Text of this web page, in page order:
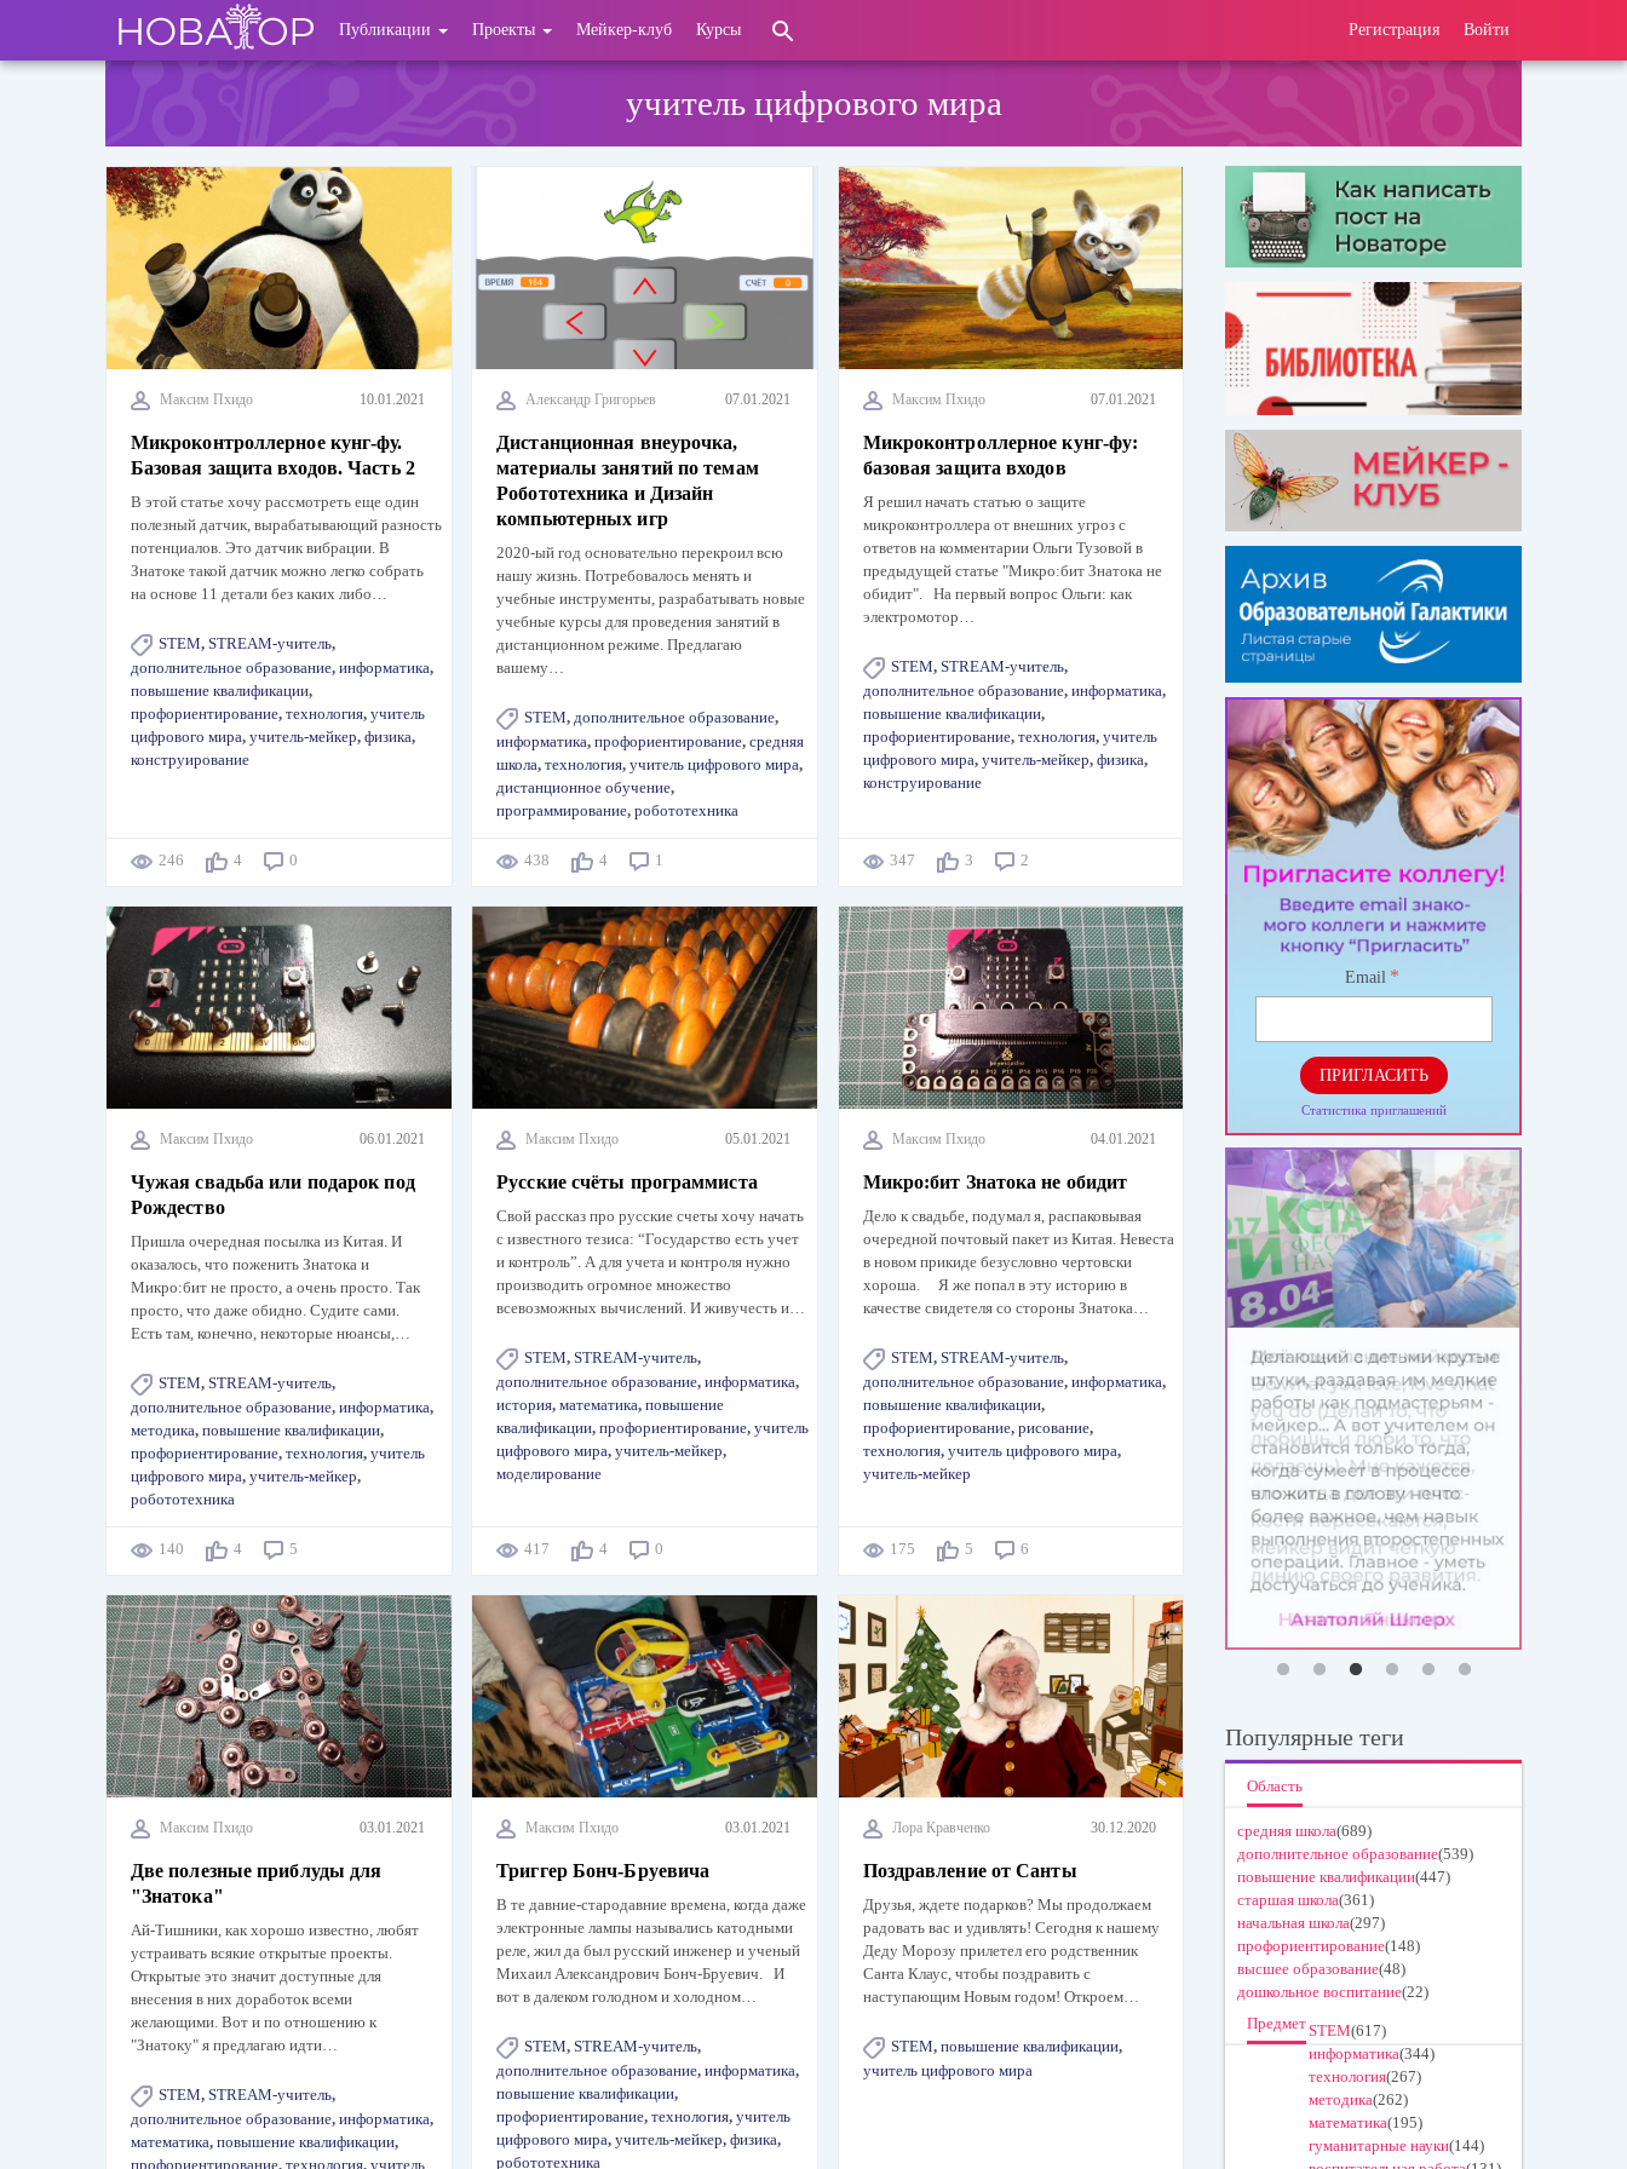
основному
User
account
Регистрация Войти
Публикации Проекты Мейкер-клуб Курсы
учитель цифрового мира
Максим Пхидо 10.01.2021
Микроконтроллерное кунг-фу.
Базовая защита входов. Часть 2
В этой статье хочу рассмотреть еще один
полезный датчик, вырабатывающий разность
потенциалов. Это датчик вибрации. В
Знатоке такой датчик можно легко собрать
на основе 11 детали без каких либо…
STEM, STREAM-учитель,
дополнительное образование, информатика,
повышение квалификации,
профориентирование, технология, учитель
цифрового мира, учитель-мейкер, физика,
конструирование
246 4 0
Александр Григорьев 07.01.2021
Дистанционная внеурочка,
материалы занятий по темам
Робототехника и Дизайн
компьютерных игр
2020-ый год основательно перекроил всю
нашу жизнь. Потребовалось менять и
учебные инструменты, разрабатывать новые
учебные курсы для проведения занятий в
дистанционном режиме. Предлагаю
вашему…
STEM, дополнительное образование,
информатика,профориентирование,средняя
школа,технология,учитель цифрового мира,
дистанционное обучение,
программирование,робототехника
438 4 1
Максим Пхидо 07.01.2021
Микроконтроллерное кунг-фу:
базовая защита входов
Я решил начать статью о защите
микроконтроллера от внешних угроз с
ответов на комментарии Ольги Тузовой в
предыдущей статье "Микро:бит Знатока не
обидит". На первый вопрос Ольги: как
электромотор…
STEM, STREAM-учитель,
дополнительное образование, информатика,
повышение квалификации,
профориентирование, технология, учитель
цифрового мира, учитель-мейкер, физика,
конструирование
347 3 2
Максим Пхидо 06.01.2021
Чужая свадьба или подарок под
Рождество
Пришла очередная посылка из Китая. И
оказалось, что поженить Знатока и
Микро:бит не просто, а очень просто. Так
просто, что даже обидно. Судите сами.
Есть там, конечно, некоторые нюансы,…
STEM, STREAM-учитель,
дополнительное образование, информатика,
методика, повышение квалификации,
профориентирование, технология, учитель
цифрового мира, учитель-мейкер,
робототехника
140 4 5
Максим Пхидо 05.01.2021
Русские счёты программиста
Свой рассказ про русские счеты хочу начать
с известного тезиса: “Государство есть учет
и контроль”. А для учета и контроля нужно
производить огромное множество
всевозможных вычислений. И живучесть и…
STEM,STREAM-учитель,
дополнительное образование,информатика,
история,математика,повышение
квалификации,профориентирование,учитель
цифрового мира,учитель-мейкер,
моделирование
417 4 0
Максим Пхидо 04.01.2021
Микро:бит Знатока не обидит
Дело к свадьбе, подумал я, распаковывая
очередной почтовый пакет из Китая. Невеста
в новом прикиде безусловно чертовски
хороша. Я же попал в эту историю в
качестве свидетеля со стороны Знатока…
STEM, STREAM-учитель,
дополнительное образование, информатика,
повышение квалификации,
профориентирование, рисование,
технология, учитель цифрового мира,
учитель-мейкер
175 5 6
Максим Пхидо 03.01.2021
Две полезные приблуды для
"Знатока"
Ай-Тишники, как хорошо известно, любят
устраивать всякие открытые проекты.
Открытые это значит доступные для
внесения в них доработок всеми
желающими. Вот и по отношению к
"Знатоку" я предлагаю идти…
STEM, STREAM-учитель,
дополнительное образование, информатика,
математика, повышение квалификации,
профориентирование, технология, учитель
Максим Пхидо 03.01.2021
Триггер Бонч-Бруевича
В те давние-стародавние времена, когда даже
электронные лампы назывались катодными
реле, жил да был русский инженер и ученый
Михаил Александрович Бонч-Бруевич. И
вот в далеком голодном и холодном…
STEM,STREAM-учитель,
дополнительное образование,информатика,
повышение квалификации,
профориентирование,технология,учитель
цифрового мира,учитель-мейкер,физика,
робототехника
Лора Кравченко 30.12.2020
Поздравление от Санты
Друзья, ждете подарков? Мы продолжаем
радовать вас и удивлять! Сегодня к нашему
Деду Морозу прилетел его родственник
Санта Клаус, чтобы поздравить с
наступающим Новым годом! Откроем…
STEM, повышение квалификации,
учитель цифрового мира
Email *
ПРИГЛАСИТЬ
Статистика приглашений
Популярные теги
Область
средняя школа(689)
дополнительное образование(539)
повышение квалификации(447)
старшая школа(361)
начальная школа(297)
профориентирование(148)
высшее образование(48)
дошкольное воспитание(22)
ПредметSTEM(617)
информатика(344)
технология(267)
методика(262)
математика(195)
гуманитарные науки(144)